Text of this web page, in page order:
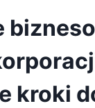
kroki